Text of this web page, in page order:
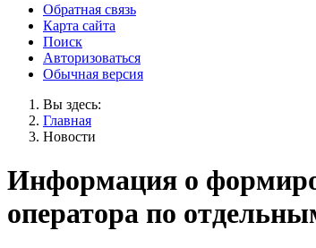
Обратная связь
Карта сайта
Поиск
Авторизоваться
Обычная версия
Вы здесь:
Главная
Новости
Информация о
оператора по